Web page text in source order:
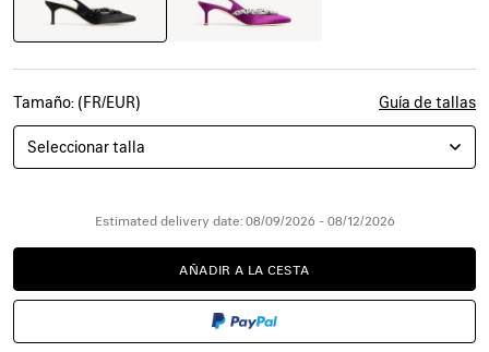
Tamaño: (FR/EUR) Guía de tallas
Seleccionar talla
Estimated delivery date: 08/09/2026 - 08/12/2026
AÑADIR
A
CESTA
AÑADIR A LA CESTA
POR
FAVOR,
UNA
TALLA